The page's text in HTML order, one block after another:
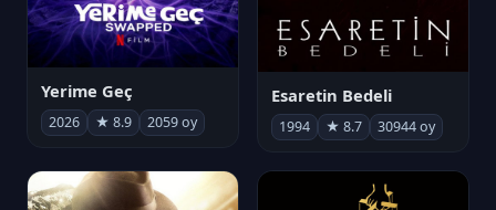
Yerime Geç
2026 ★ 8.9 2059 oy
Esaretin Bedeli
1994 ★ 8.7 30944 oy